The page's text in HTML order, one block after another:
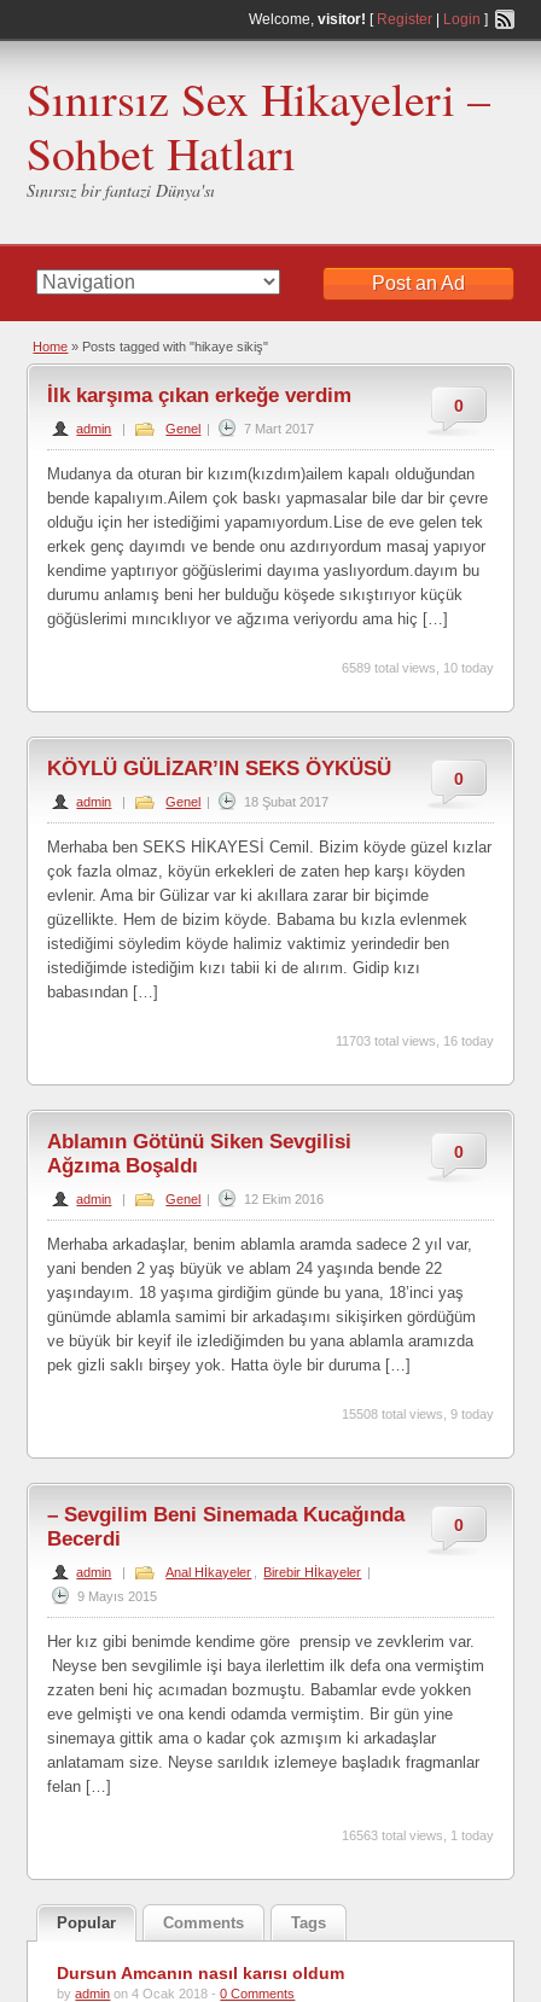
Welcome, visitor! [ Register| Login ]
Sınırsız Sex Hikayeleri –
Sohbet Hatları
Sınırsız bir fantazi Dünya'sı
Post an Ad
Home » Posts tagged with "hikaye sikiş"
0
İlk karşıma çıkan erkeğe verdim
admin | Genel | 7 Mart 2017
Mudanya da oturan bir kızım(kızdım)ailem kapalı olduğundan
bende kapalıyım.Ailem çok baskı yapmasalar bile dar bir çevre
olduğu için her istediğimi yapamıyordum.Lise de eve gelen tek
erkek genç dayımdı ve bende onu azdırıyordum masaj yapıyor
kendime yaptırıyor göğüslerimi dayıma yaslıyordum.dayım bu
durumu anlamış beni her bulduğu köşede sıkıştırıyor küçük
göğüslerimi mıncıklıyor ve ağzıma veriyordu ama hiç […]
6589 total views, 10 today
0
KÖYLÜ GÜLİZAR’IN SEKS ÖYKÜSÜ
admin | Genel | 18 Şubat 2017
Merhaba ben SEKS HİKAYESİ Cemil. Bizim köyde güzel kızlar
çok fazla olmaz, köyün erkekleri de zaten hep karşı köyden
evlenir. Ama bir Gülizar var ki akıllara zarar bir biçimde
güzellikte. Hem de bizim köyde. Babama bu kızla evlenmek
istediğimi söyledim köyde halimiz vaktimiz yerindedir ben
istediğimde istediğim kızı tabii ki de alırım. Gidip kızı
babasından […]
11703 total views, 16 today
0
Ablamın Götünü Siken Sevgilisi
Ağzıma Boşaldı
admin | Genel | 12 Ekim 2016
Merhaba arkadaşlar, benim ablamla aramda sadece 2 yıl var,
yani benden 2 yaş büyük ve ablam 24 yaşında bende 22
yaşındayım. 18 yaşıma girdiğim günde bu yana, 18’inci yaş
günümde ablamla samimi bir arkadaşımı sikişirken gördüğüm
ve büyük bir keyif ile izlediğimden bu yana ablamla aramızda
pek gizli saklı birşey yok. Hatta öyle bir duruma […]
15508 total views, 9 today
0
– Sevgilim Beni Sinemada Kucağında
Becerdi
admin | Anal Hİkayeler Birebir Hİkayeler |
9 Mayıs 2015
Her kız gibi benimde kendime göre prensip ve zevklerim var.
Neyse ben sevgilimle işi baya ilerlettim ilk defa ona vermiştim
zzaten beni hiç acımadan bozmuştu. Babamlar evde yokken
eve gelmişti ve ona kendi odamda vermiştim. Bir gün yine
sinemaya gittik ama o kadar çok azmışım ki arkadaşlar
anlatamam size. Neyse sarıldık izlemeye başladık fragmanlar
felan […]
16563 total views, 1 today
Popular Comments Tags
Dursun Amcanın nasıl karısı oldum
byadmin on 4 Ocak 2018 -0 Comments